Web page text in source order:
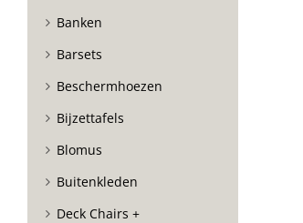
Banken
Barsets
Beschermhoezen
Bijzettafels
Blomus
Buitenkleden
Deck Chairs +